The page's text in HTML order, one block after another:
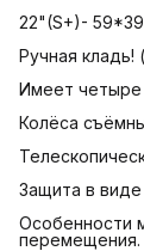
22"(S+)-
Ручная кладь!
Имеет четыре
Колёса
Защита в
Особенности
перемещения.